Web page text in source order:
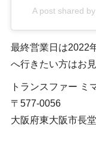
A post shared
最終営業日は2022
へ行きたい方はお
トランスファー ミ
〒577-0056
大阪府東大阪市長